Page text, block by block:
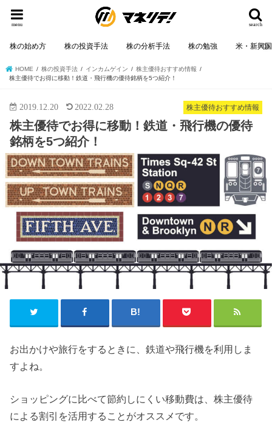
search
menu
株の始め方 株の投資手法 株の分析手法 株の勉強 米・新興
HOME 株の投資手法 インカムゲイン
株主優待おすすめ情報
株主優待でお得に移動！鉄道・飛行機の優待銘柄を5つ紹介！
株主優待おすすめ情報
2019.12.20 2022.02.28
株主優待でお得に移動！鉄道・飛行機の優待
銘柄を5つ紹介！
お出かけや旅行をするときに、鉄道や飛行機を利用しま
すよね。
ショッピングに比べて節約しにくい移動費は、株主優待
による割引を活用することがオススメです。